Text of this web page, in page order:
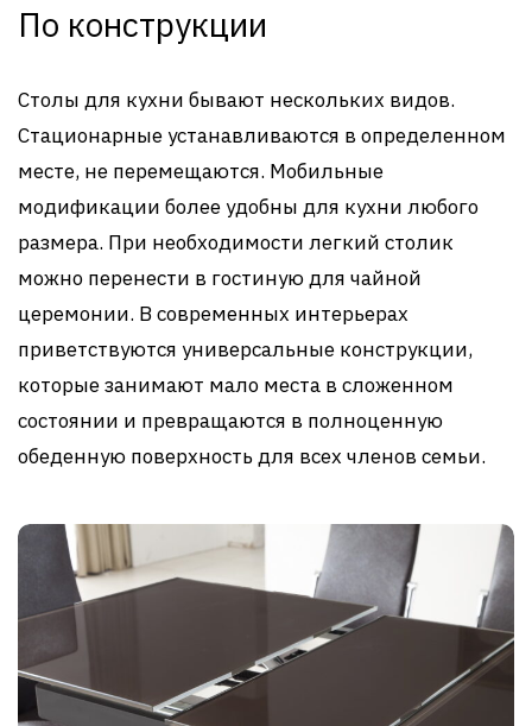
По конструкции
Столы для кухни бывают нескольких видов.
Стационарные устанавливаются в определенном
месте, не перемещаются. Мобильные
модификации более удобны для кухни любого
размера. При необходимости легкий столик
можно перенести в гостиную для чайной
церемонии. В современных интерьерах
приветствуются универсальные конструкции,
которые занимают мало места в сложенном
состоянии и превращаются в полноценную
обеденную поверхность для всех членов семьи.